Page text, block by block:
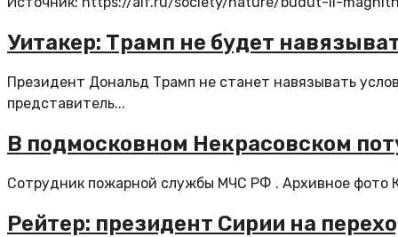
Уитакер: Трамп не будет
Президент Дональд Трамп не станет навязывать
представитель...
В подмосковном Некрасовском
Сотрудник пожарной службы МЧС РФ . Архивное фото
Рейтер: президент Сирии на